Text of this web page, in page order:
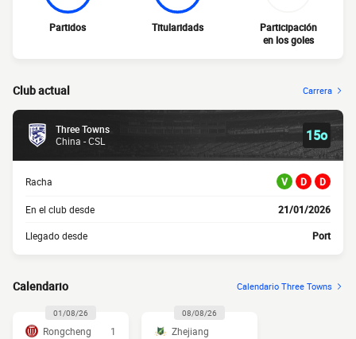
Partidos Titularidads
Participación
en los goles
Club actual Carrera
Three Towns
China - CSL
15o
Racha V D D
En el club desde 21/01/2026
Llegado desde Port
Calendario Calendario Three Towns
01/08/26
Rongcheng
1
08/08/26
Zhejiang